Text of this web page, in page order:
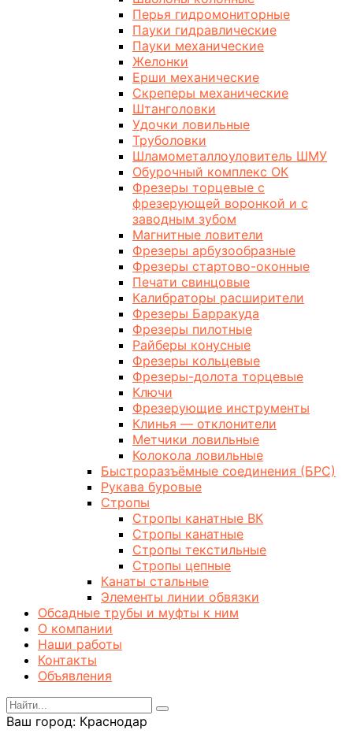
Перья гидромониторные
Пауки гидравлические
Пауки механические
Желонки
Ерши механические
Скреперы механические
Штанголовки
Удочки ловильные
Труболовки
Шламометаллоуловитель ШМУ
Обурочный комплекс ОК
Фрезеры торцевые с
фрезерующей воронкой и с
заводным зубом
Магнитные ловители
Фрезеры арбузообразные
Фрезеры стартово-оконные
Печати свинцовые
Калибраторы расширители
Фрезеры Барракуда
Фрезеры пилотные
Райберы конусные
Фрезеры кольцевые
Фрезеры-долота торцевые
Ключи
Фрезерующие инструменты
Клинья — отклонители
Метчики ловильные
Колокола ловильные
Быстроразъёмные соединения (БРС)
Рукава буровые
Стропы
Стропы канатные ВК
Стропы канатные
Стропы текстильные
Стропы цепные
Канаты стальные
Элементы линии обвязки
Обсадные трубы и муфты к ним
О компании
Наши работы
Контакты
Объявления
Ваш город: Краснодар